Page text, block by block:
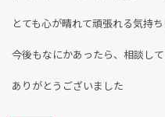
とても心が晴れて頑張れる気持ち
今後もなにかあったら、相談して
ありがとうございました